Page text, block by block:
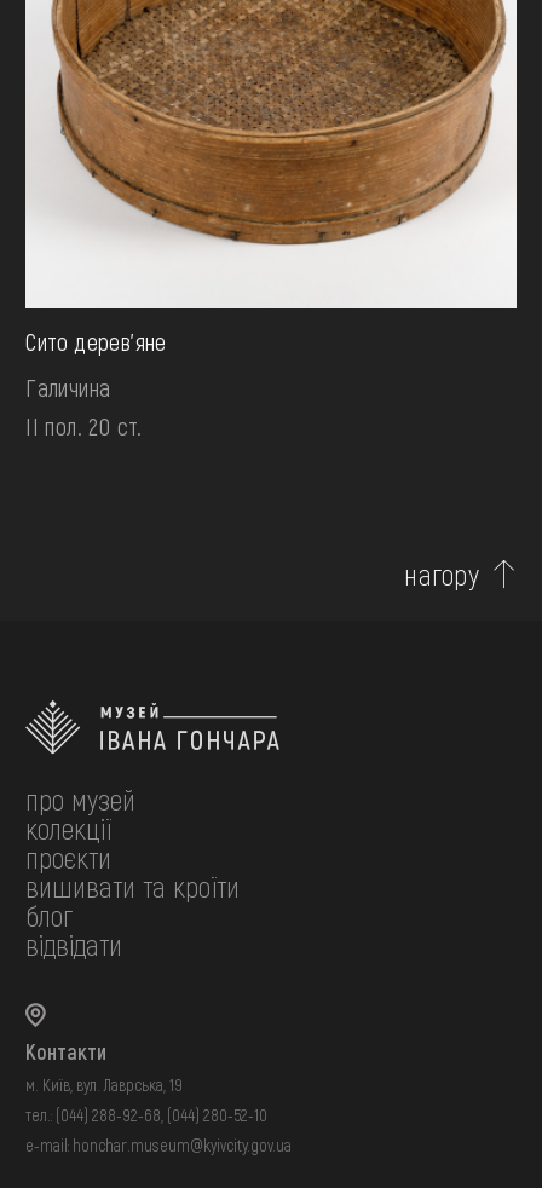
Сито дерев’яне
Галичина
II пол. 20 ст.
нагору
про музей
колекції
проєкти
вишивати та кроїти
блог
відвідати
Контакти
м. Київ, вул. Лаврська, 19
тел.: (044) 288-92-68 (044) 280-52-10
e-mail: honchar.museum@kyivcity.gov.ua